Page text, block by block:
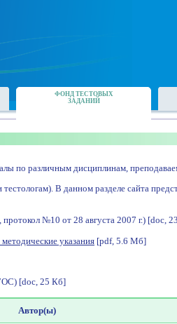
ФОНД ТЕСТОВЫХ
ЗАДАНИЙ
по различным дисциплинам,
В данном разделе сайта
№10 от 28 августа 2007 г.) [doc,
указания [pdf, 5.6 Мб]
[doc, 25 Кб]
Автор(ы)